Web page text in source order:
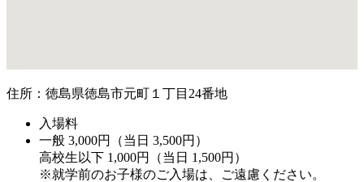
住所：徳島県徳島市元町１丁目24番地
入場料
一般 3,000円（当日 3,500円）
高校生以下 1,000円（当日 1,500円）
※就学前のお子様のご入場は、ご遠慮ください。